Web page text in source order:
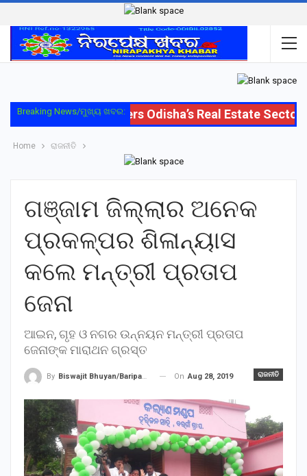
Breaking News/ମୁଖ୍ୟ ଖବର:
Oriom Group Enters Odisha’s Real Estate Sector
Home ରାଜନୀତି
ଗଞ୍ଜାମ ଜିଲ୍ଲାର ଅନେକ
ପ୍ରକଳ୍ପର ଶିଳାନ୍ୟାସ
କଲେ ମନ୍ତ୍ରୀ ପ୍ରତାପ
ଜେନା
ଆଇନ, ଗୃହ ଓ ନଗର ଉନ୍ନୟନ ମନ୍ତ୍ରୀ ପ୍ରତାପ
ଜେନାଙ୍କ ମାରାଥନ ଗ୍ରସ୍ତ
ରାଜନୀତି
By Biswajit Bhuyan/Baripada On Aug 28, 2019